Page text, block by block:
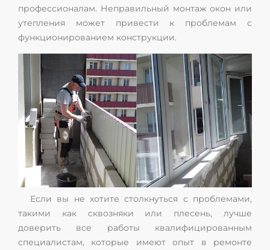
профессионалам. Неправильный монтаж окон или
утепления может привести к проблемам с
функционированием конструкции.
Если вы не хотите столкнуться с проблемами,
такими как сквозняки или плесень, лучше
доверить все работы квалифицированным
специалистам, которые имеют опыт в ремонте